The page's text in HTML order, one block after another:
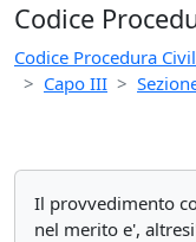
Codice
Codice Procedura
Capo III
Il provvedimento
nel merito e',